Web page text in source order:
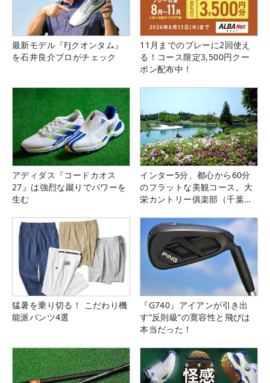
最新モデル『FJクオンタム』
を石井良介プロがチェック
11月までのプレーに2回使え
る！コース限定3,500円クー
ポン配布中！
アディダス『コードカオス
27』は強烈な蹴りでパワーを
生む
インター5分、都心から60分
のフラットな美観コース。大
栄カントリー俱楽部（千葉
猛暑を乗り切る！ こだわり機
能派パンツ4選
『G740』アイアンが引き出
す“反則級”の寛容性と飛びは
本当だった！